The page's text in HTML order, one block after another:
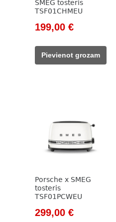
SMEG tosteris
TSF01CHMEU
Original
was:
229,00 €.
199,00 €Current
199,00 €.
Pievienot grozam
Porsche x SMEG
tosteris
TSF01PCWEU
Original
299,00 €Current